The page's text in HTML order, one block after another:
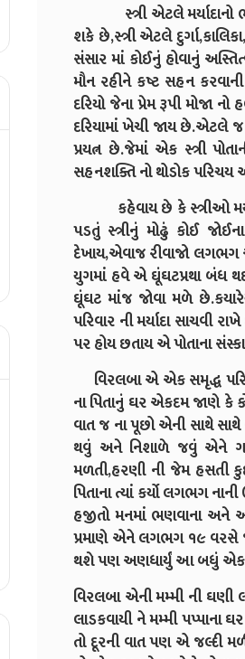
સ્ત્રી એટલે મર્યાદાનો
શકે છે,સ્ત્રી એટલે
સંસાર માં કોઈનું હોવાનું
મૌન રહીને કષ્ટ સહન
દરિયો જેના પ્રેમ રૂપી મોજા
દરિયામાં ખેચી જાય છે.એટલે
પ્રયત્ન છે.જેમાં એક સ્ત્રી
સહનશક્તિ નો થોડોક
કહેવાય છે કે સ્ત્રીઓ
પડતું સ્ત્રીનું મોઢું કોઈ
દેખાય,એવાજ રીવાજો
યુગમાં હવે એ ઘૂંઘટપ્રથા બંધ
ઘૂંઘટ માંજ જોવા મળે
પરિવાર ની મર્યાદા સાચવી
પર હોય છતાય એ પોતાના
વિરલબા એ એક સમૃદ્ધ
ના પિતાનું ઘર એકદમ જાણે કે
વાત જ ના પૂછો એની સાથે
થવું અને નિશાળે જવું એને
મળતી,હરણી ની જેમ હસતી
પિતાના ત્યાં કર્યો લગભગ
હજીતો મનમાં ભણવાના અને
પ્રમાણે એને લગભગ ૧૯ વરસે
થશે પણ અણધાર્યું આ બધું એક
વિરલબા એની મમ્મી ની
લાડકવાયી ને મમ્મી પપ્પાના
તો દૂરની વાત પણ એ જલ્દી